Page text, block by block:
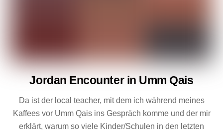
Jordan Encounter in Umm Qais
Da ist der local teacher, mit dem ich während meines
Kaffees vor Umm Qais ins Gespräch komme und der mir
erklärt, warum so viele Kinder/Schulen in den letzten